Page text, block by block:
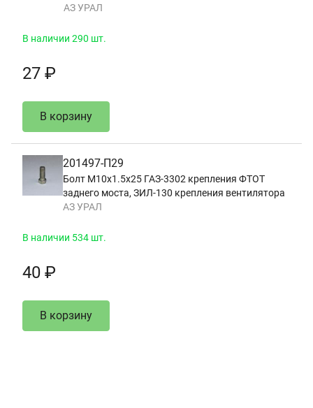
АЗ УРАЛ
В наличии 290 шт.
27 ₽
В корзину
201497-П29
Болт М10х1.5х25 ГАЗ-3302 крепления ФТОТ
заднего моста, ЗИЛ-130 крепления вентилятора
АЗ УРАЛ
В наличии 534 шт.
40 ₽
В корзину